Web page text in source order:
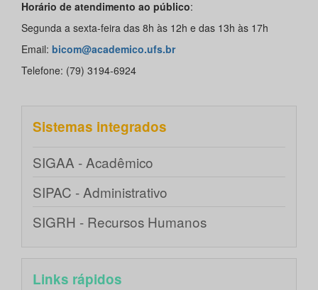
Horário de atendimento ao público:
Segunda a sexta-feira das 8h às 12h e das 13h às 17h
Email: bicom@academico.ufs.br
Telefone: (79) 3194-6924
Sistemas integrados
SIGAA - Acadêmico
SIPAC - Administrativo
SIGRH - Recursos Humanos
Links rápidos